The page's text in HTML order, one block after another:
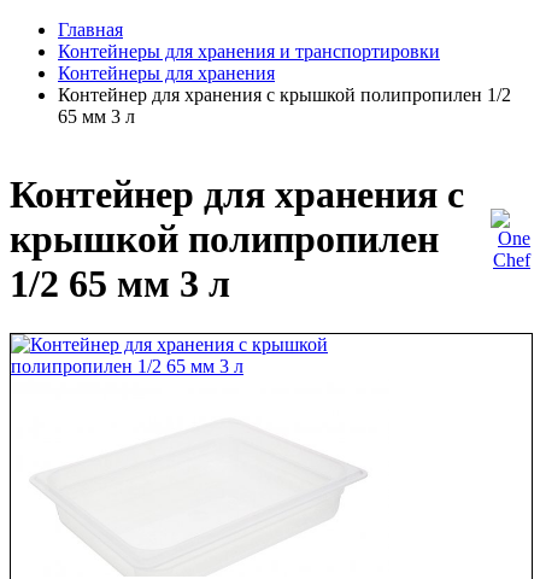
Главная
Контейнеры для хранения и транспортировки
Контейнеры для хранения
Контейнер для хранения с крышкой полипропилен 1/2
65 мм 3 л
Контейнер для хранения с
крышкой полипропилен
1/2 65 мм 3 л